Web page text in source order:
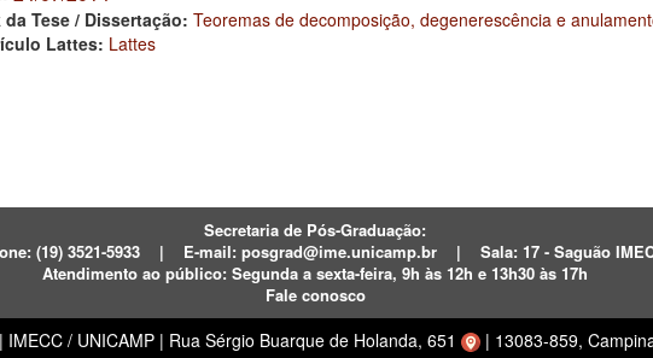
da Tese / Dissertação: Teoremas de decomposição, degenerescência e
Lattes: Lattes
Secretaria de Pós-Graduação:
(19) 3521-5933 | E-mail: posgrad@ime.unicamp.br |
Sala: 17 - Saguão
Atendimento ao público: Segunda a sexta-feira, 9h às 12h e 13h30 às 17h
Fale conosco
/ UNICAMP | Rua Sérgio Buarque de Holanda, 651 | 13083-859,